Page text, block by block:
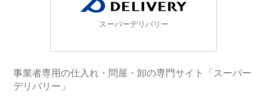
スーパーデリバリー
事業者専用の仕入れ・問屋・卸の専門サイト「スーパー
デリバリー」